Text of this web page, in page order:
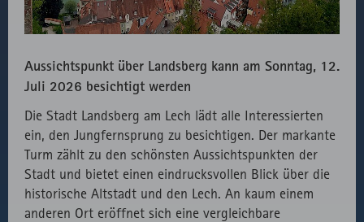
Aussichtspunkt über Landsberg kann am Sonntag, 12.
Juli 2026 besichtigt werden
Die Stadt Landsberg am Lech lädt alle Interessierten
ein, den Jungfernsprung zu besichtigen. Der markante
Turm zählt zu den schönsten Aussichtspunkten der
Stadt und bietet einen eindrucksvollen Blick über die
historische Altstadt und den Lech. An kaum einem
anderen Ort eröffnet sich eine vergleichbare
Verwendung
des lokal
Fonts.